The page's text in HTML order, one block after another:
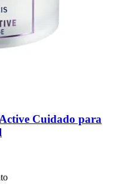
Cuidado para